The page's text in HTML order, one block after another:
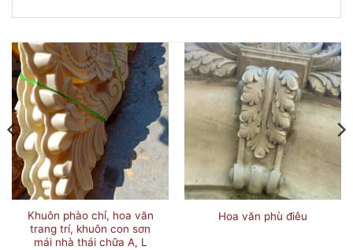
Khuôn phào chỉ, hoa văn
trang trí, khuôn con sơn
mái nhà thái chữa A, L
Hoa văn phù điêu